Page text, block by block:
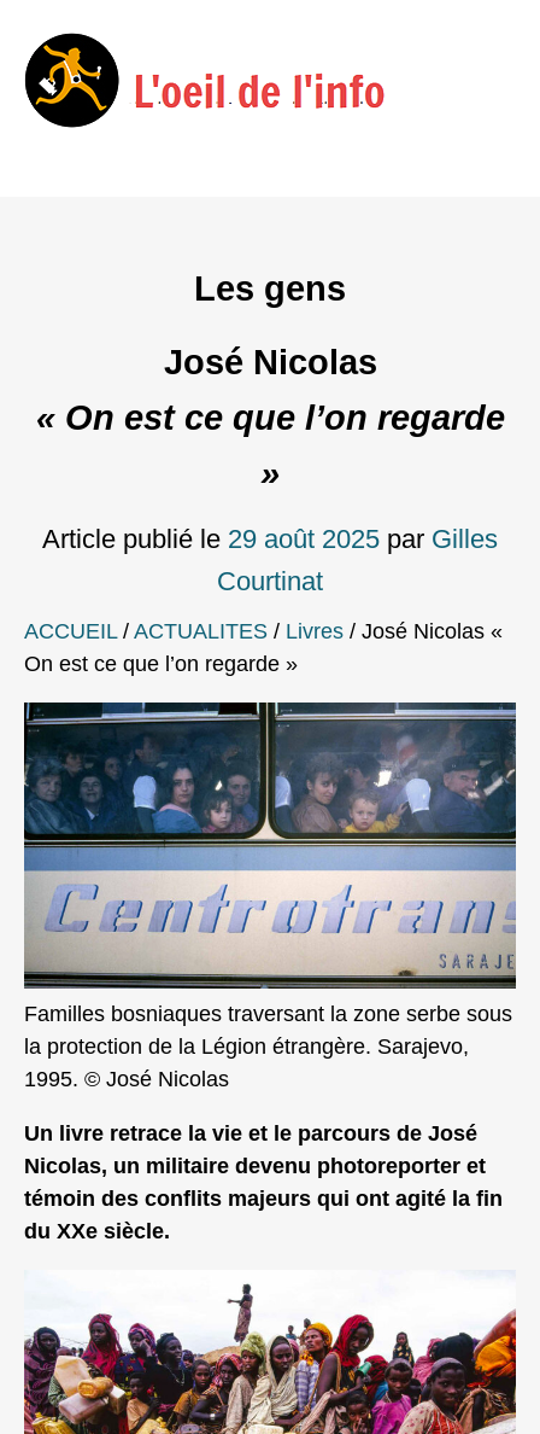
Les gens
José Nicolas
« On est ce que l’on regarde
»
Article publié le 29 août 2025 par Gilles
Courtinat
ACCUEIL/ ACTUALITES / Livres / José Nicolas «
On est ce que l’on regarde »
Familles bosniaques traversant la zone serbe sous
la protection de la Légion étrangère. Sarajevo,
1995. © José Nicolas
Un livre retrace la vie et le parcours de José
Nicolas, un militaire devenu photoreporter et
témoin des conflits majeurs qui ont agité la fin
du XXe siècle.